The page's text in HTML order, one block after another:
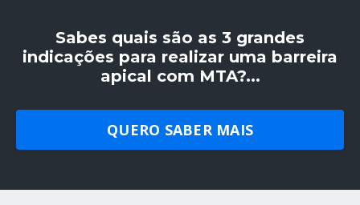
Sabes quais são as 3 grandes
indicações para realizar uma barreira
apical com MTA?...
QUERO SABER MAIS